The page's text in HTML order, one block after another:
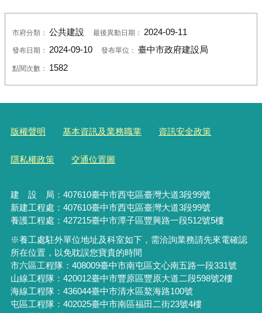
市府分類： 公共建設 最後異動日期： 2024-09-11
發布日期： 2024-09-10 發布單位： 臺中市政府建設局
點閱次數： 1582
版權聲明 基本資訊及業務職掌 資訊安全政策
隱私權政策 交通位置圖
建 設 局： 407610臺中市西屯區臺灣大道3段99號
新建工程處：407610臺中市西屯區臺灣大道3段99號
養護工程處：427215臺中市潭子區豐興路一段512號5樓
※養工處駐外單位地址及科室如下，需洽詢業務請先來電確認
所在位置，以免耽誤您寶貴的時間
市六區工程隊：408009臺中市南屯區文心南五路一段331號
山線工程隊：420012臺中市豐原區豐原大道二段598號2樓
海線工程隊：436044臺中市清水區鰲海路100號
屯區工程隊：402025臺中市南區福田二街23號4樓